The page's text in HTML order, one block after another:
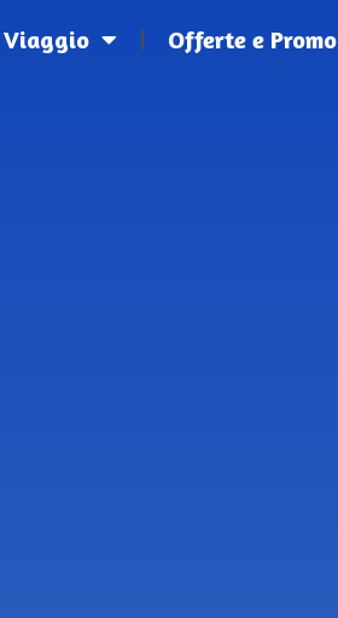
Viaggio Offerte e Promo